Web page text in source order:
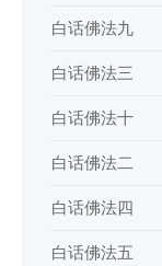
白话佛法九
白话佛法三
白话佛法十
白话佛法二
白话佛法四
白话佛法五